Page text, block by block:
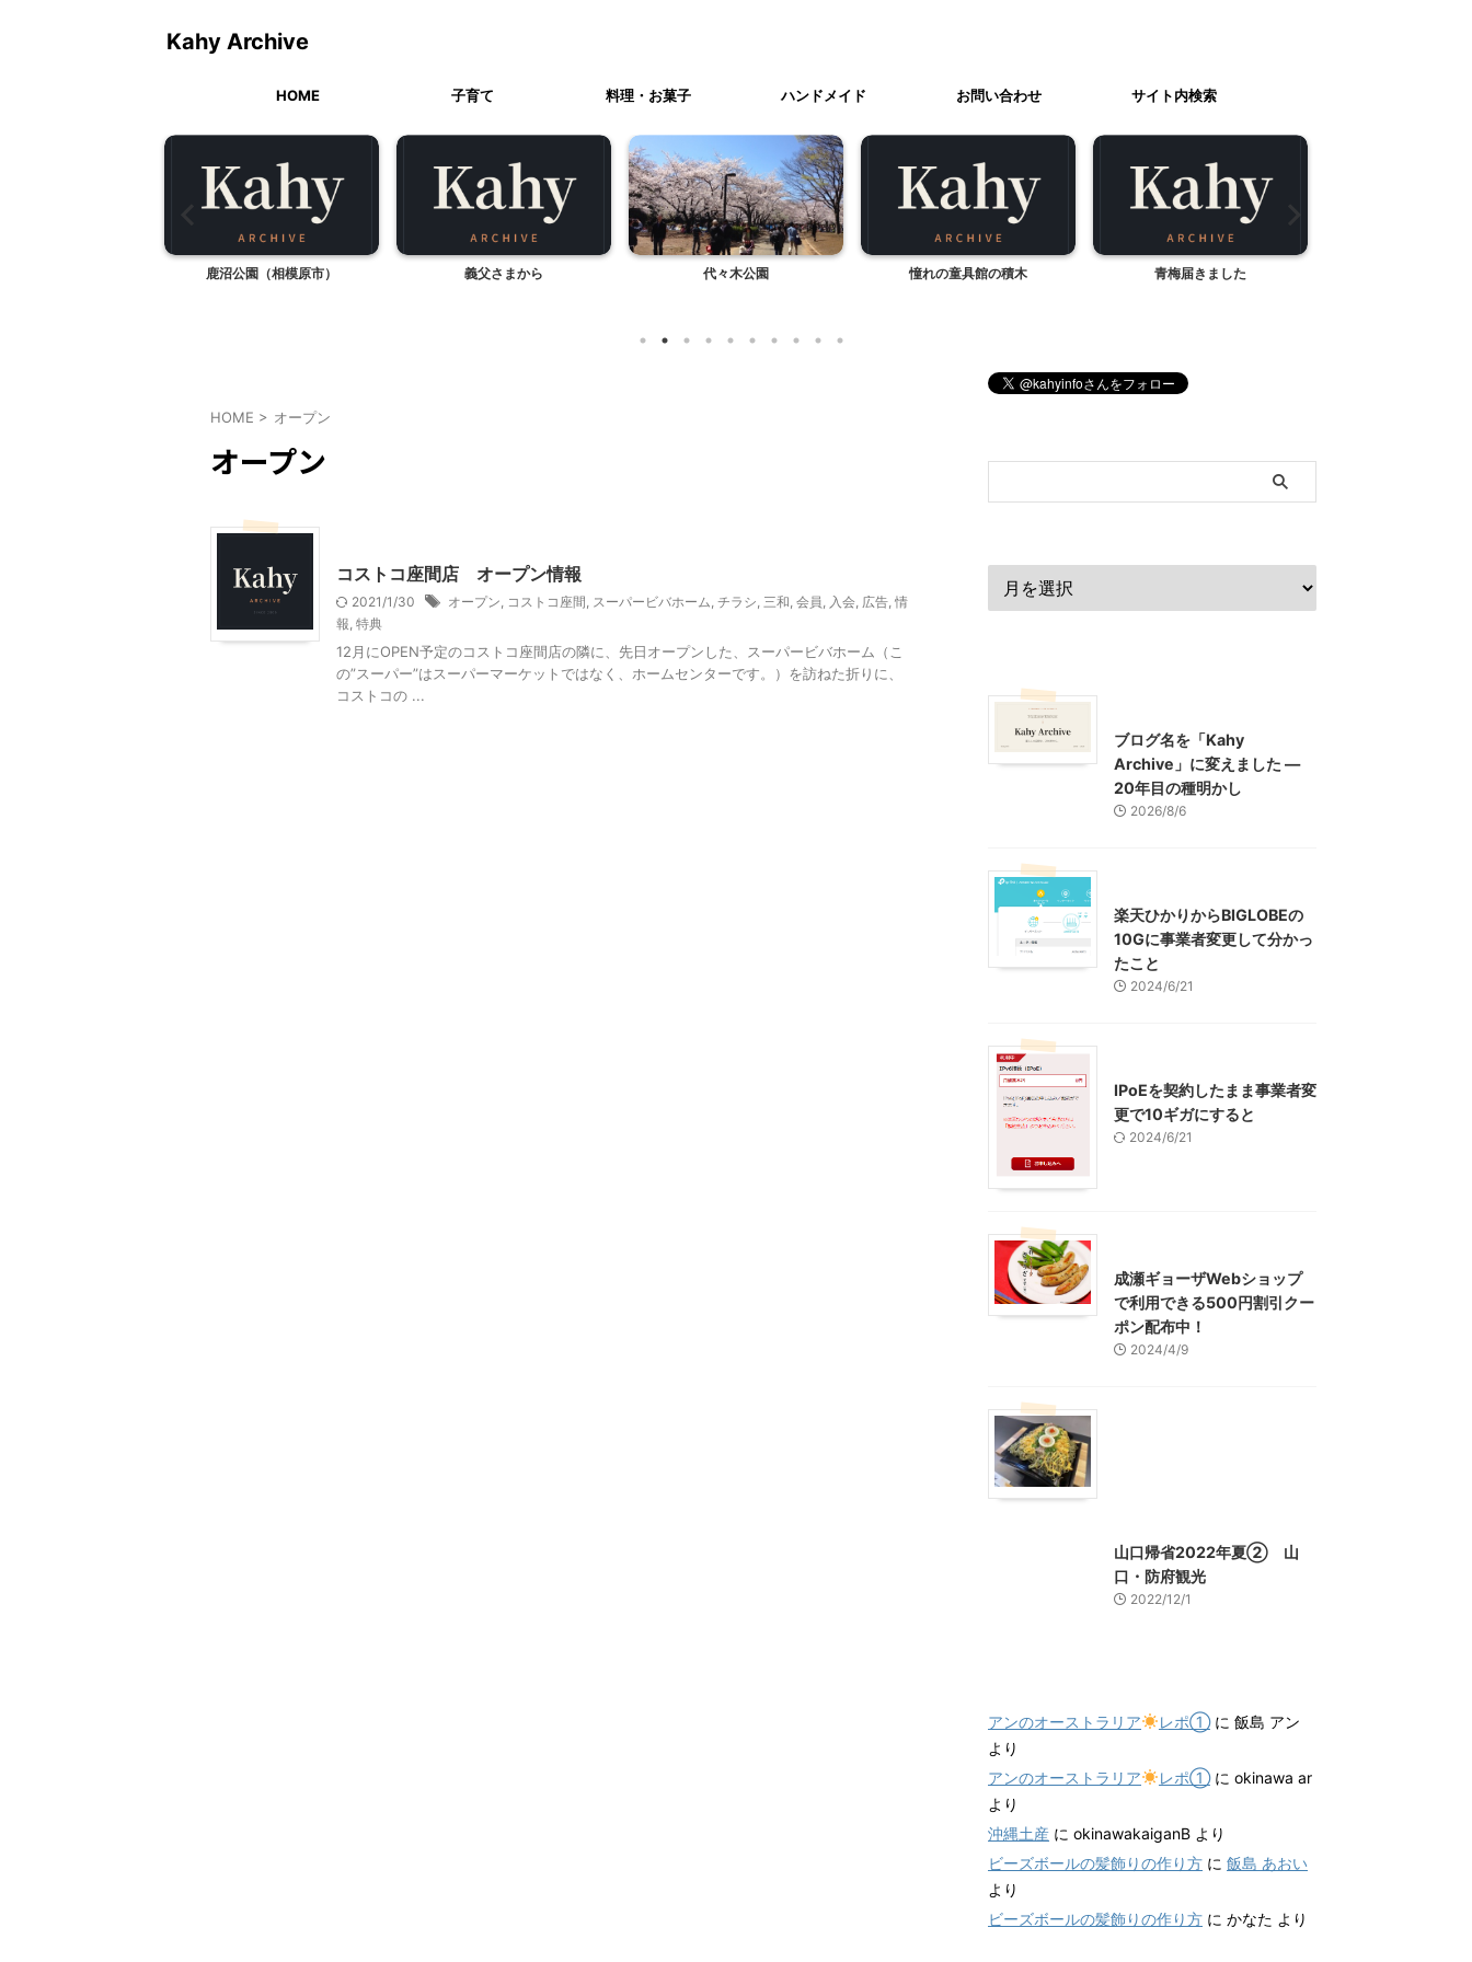
Kahy Archive
HOME 子育て 料理・お菓子 ハンドメイド お問い合わせ サイト内検索
鹿沼公園（相模原市） 義父さまから 代々木公園 憧れの童具館の積木 青梅届きました
HOME > オープン
オープン
コストコ座間店 オープン情報
2021/1/30 オープン コストコ座間 スーパービバホーム チラシ 三和 会員 入会 広告 情
報 特典
12月にOPEN予定のコストコ座間店の隣に、先日オープンした、スーパービバホーム（こ
の”スーパー”はスーパーマーケットではなく、ホームセンターです。）を訪ねた折りに、
コストコの ...
ブログ名を「Kahy
Archive」に変えました ―
20年目の種明かし
2026/8/6
楽天ひかりからBIGLOBEの
10Gに事業者変更して分かっ
たこと
2024/6/21
IPoEを契約したまま事業者変
更で10ギガにすると
2024/6/21
成瀬ギョーザWebショップ
で利用できる500円割引クー
ポン配布中！
2024/4/9
山口帰省2022年夏② 山
口・防府観光
2022/12/1
アンのオーストラリア レポ①に 飯島 アン
より
アンのオーストラリア
レポ①に okinawa ar
より
沖縄土産 に okinawakaiganB より
ビーズボールの髪飾りの作り方 に 飯島 あおい
より
ビーズボールの髪飾りの作り方 に かなた より